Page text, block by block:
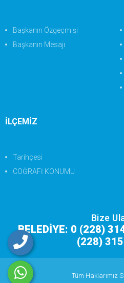
Başkanın Özgeçmişi
Başkanın Mesajı
İLÇEMİZ
Tarihçesi
COĞRAFİ KONUMU
Bize
BELEDİYE: 0 (228)
(228)
Tüm Haklarımız